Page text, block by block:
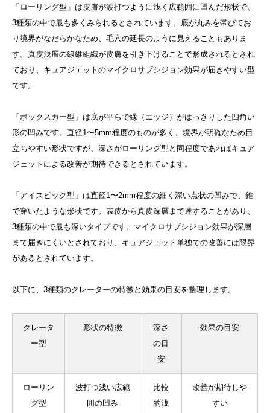
「ローリング型」は皮膚が波打つように浅く広範囲に凹んだ形状で、
3種類の中で最も多くみられるとされています。底が丸みを帯びてお
り境界がなだらかなため、毛穴の延長のように見えることもありま
す。真皮浅層の線維組織が皮膚を引き下げることで形成されるとされ
ており、キュアジェットのマイクロサブシジョン効果が届きやすい型
です。
「ボックスカー型」は底が平らで縁（エッジ）がはっきりした四角い
形の凹みです。直径1〜5mm程度のものが多く、境界が明確なため目
立ちやすい形状ですが、深さがローリング型と同程度であればキュア
ジェットによる改善が期待できるとされています。
「アイスピック型」は直径1〜2mm程度の細く深い点状の凹みで、錐
で穿いたような形状です。表皮から真皮深層まで達することがあり、
3種類の中で最も深いタイプです。マイクロサブシジョン効果が深層
まで届きにくいとされており、キュアジェット単独での改善には限界
があるとされています。
以下に、3種類のクレーターの特徴と効果の目安を整理します。
クレータ
ー型
形状の特徴
深さ
の目
安
効果の目安
ローリン
グ型
波打つ浅い広範
囲の凹み
比較
的浅
改善が期待しや
すい